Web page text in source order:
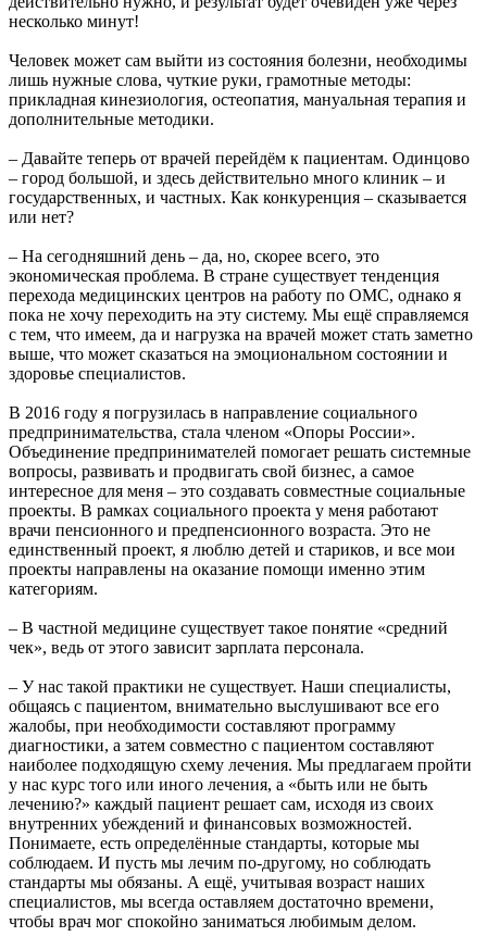
несколько минут!
Человек может сам выйти из состояния болезни, необходимы
лишь нужные слова, чуткие руки, грамотные методы:
прикладная кинезиология, остеопатия, мануальная терапия и
дополнительные методики.
– Давайте теперь от врачей перейдём к пациентам. Одинцово
– город большой, и здесь действительно много клиник – и
государственных, и частных. Как конкуренция – сказывается
или нет?
– На сегодняшний день – да, но, скорее всего, это
экономическая проблема. В стране существует тенденция
перехода медицинских центров на работу по ОМС, однако я
пока не хочу переходить на эту систему. Мы ещё справляемся
с тем, что имеем, да и нагрузка на врачей может стать заметно
выше, что может сказаться на эмоциональном состоянии и
здоровье специалистов.
В 2016 году я погрузилась в направление социального
предпринимательства, стала членом «Опоры России».
Объединение предпринимателей помогает решать системные
вопросы, развивать и продвигать свой бизнес, а самое
интересное для меня – это создавать совместные социальные
проекты. В рамках социального проекта у меня работают
врачи пенсионного и предпенсионного возраста. Это не
единственный проект, я люблю детей и стариков, и все мои
проекты направлены на оказание помощи именно этим
категориям.
– В частной медицине существует такое понятие «средний
чек», ведь от этого зависит зарплата персонала.
– У нас такой практики не существует. Наши специалисты,
общаясь с пациентом, внимательно выслушивают все его
жалобы, при необходимости составляют программу
диагностики, а затем совместно с пациентом составляют
наиболее подходящую схему лечения. Мы предлагаем пройти
у нас курс того или иного лечения, а «быть или не быть
лечению?» каждый пациент решает сам, исходя из своих
внутренних убеждений и финансовых возможностей.
Понимаете, есть определённые стандарты, которые мы
соблюдаем. И пусть мы лечим по-другому, но соблюдать
стандарты мы обязаны. А ещё, учитывая возраст наших
специалистов, мы всегда оставляем достаточно времени,
чтобы врач мог спокойно заниматься любимым делом.